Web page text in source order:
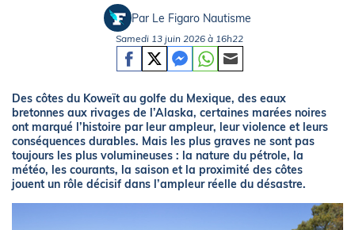
Par Le Figaro Nautisme
Samedi 13 juin 2026 à 16h22
Des côtes du Koweït au golfe du Mexique, des eaux
bretonnes aux rivages de l’Alaska, certaines marées noires
ont marqué l’histoire par leur ampleur, leur violence et leurs
conséquences durables. Mais les plus graves ne sont pas
toujours les plus volumineuses : la nature du pétrole, la
météo, les courants, la saison et la proximité des côtes
jouent un rôle décisif dans l’ampleur réelle du désastre.